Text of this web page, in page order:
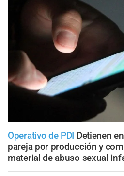
Operativo de PDI Detienen
pareja por producción y
material de abuso sexual